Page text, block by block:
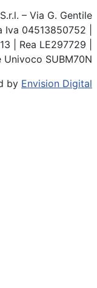
– Via G. Gentile
04513850752 |
| Rea LE297729 |
Univoco SUBM70N
by Envision Digital